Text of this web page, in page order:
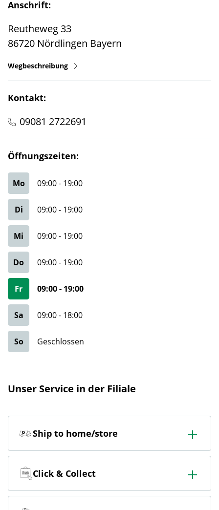
Anschrift:
Reutheweg 33
86720 Nördlingen Bayern
Wegbeschreibung
Kontakt:
09081 2722691
Öffnungszeiten:
Mo 09:00- 19:00
Di 09:00- 19:00
Mi 09:00- 19:00
Do 09:00- 19:00
Fr 09:00- 19:00
Sa 09:00- 18:00
So Geschlossen
Unser Service in der Filiale
Ship to home/store
In der Filiale bestellen & in die Filiale oder nach Hause
liefern lassen.
Click & Collect
Online bestellen & kostenlos hier in der Filiale abholen